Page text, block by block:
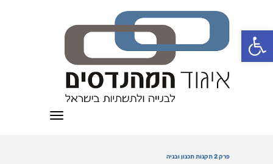
פתח סרגל נגישות
תפריט
פרק 2 תקנות תכנון ובניה